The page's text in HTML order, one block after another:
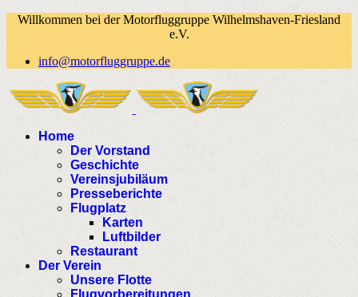
Willkommen bei der Motorfluggruppe Wilhelmshaven-Friesland
e.V.
info@motorfluggruppe.de
Home
Der Vorstand
Geschichte
Vereinsjubiläum
Presseberichte
Flugplatz
Karten
Luftbilder
Restaurant
Der Verein
Unsere Flotte
Flugvorbereitungen